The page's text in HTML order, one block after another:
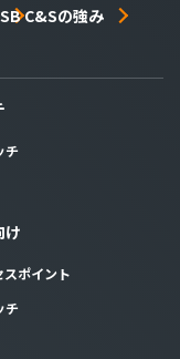
SB C&Sの強み
チ
け
スポイント
チ